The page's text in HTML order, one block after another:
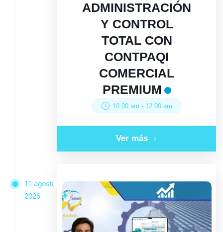
ADMINISTRACIÓN
Y CONTROL
TOTAL CON
CONTPAQI
COMERCIAL
PREMIUM
10:00 am - 12:00 am
Ver más
11 agosto
2026